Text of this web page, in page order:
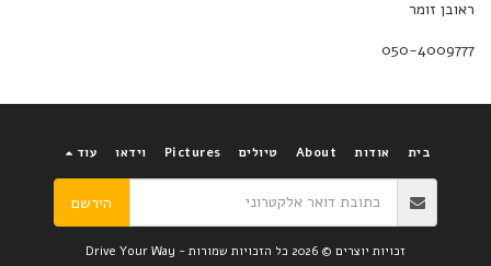
ראובן זומר
050-4009777
בית אודות About טיולים Pictures וידאו עוד
הירשם
זכויות יוצרים © 2026 כל הזכויות שמורות - Drive Your Way